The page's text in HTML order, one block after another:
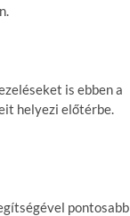
is ebben a
helyezi előtérbe.
pontosabb